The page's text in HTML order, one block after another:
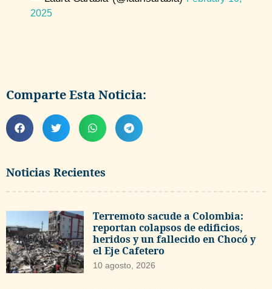
Noticias Recientes
Terremoto sacude a Colombia:
reportan colapsos de edificios,
heridos y un fallecido en Chocó y
el Eje Cafetero
10 agosto, 2026
2025
Comparte Esta Noticia: